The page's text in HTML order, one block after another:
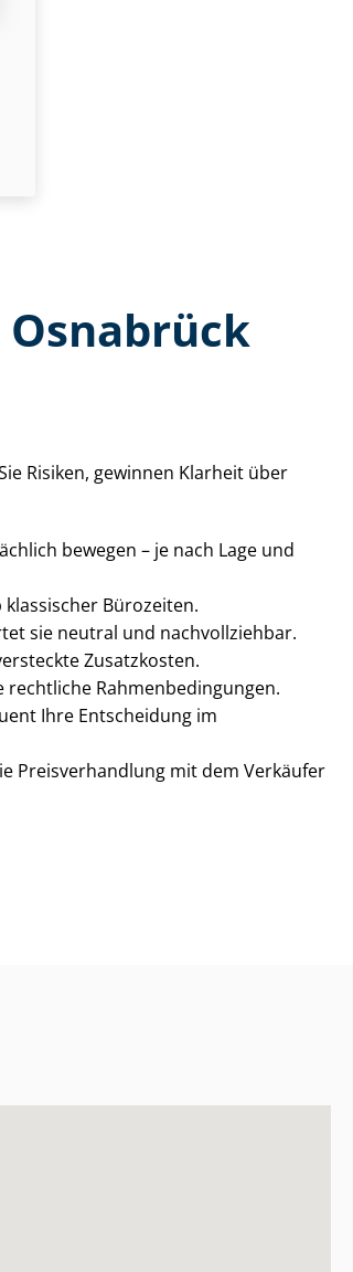
Risiken, gewinnen Klarheit über
bewegen – je nach Lage und
Bürozeiten.
sie neutral und nachvollziehbar.
Zusatzkosten.
Rah­men­be­din­gun­gen.
Ihre Entscheidung im
Preis­ver­hand­lung mit dem Verkäufer